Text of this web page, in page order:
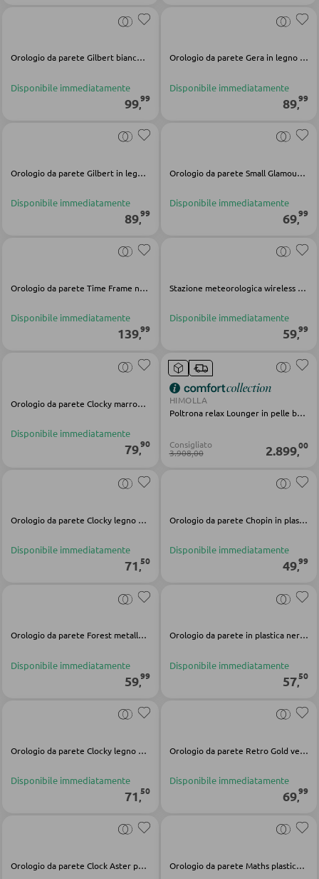
Poltrone relax
SGABELLI
Sgabelli da bar
Letti boxspring
Letti matrimoniali
Letti singoli
MATERASSI
Doghe
Armadi con ante scorrevoli
Armadi con ante a battente
SPECCHI
Specchi da parete
Orologio da parete Gilbert bianco nero oro legno
Disponibile immediatamente
99,99
Orologio da parete Gera in legno nero oro
Disponibile immediatamente
89,99
Orologio da parete Gilbert in legno nero oro
Disponibile immediatamente
89,99
Orologio da parete Small Glamour in metallo oro bianco
Disponibile immediatamente
69,99
Orologio da parete Time Frame nero bianco metallo vetro
Disponibile immediatamente
139,99
Stazione meteorologica wireless WS6520 in plastica bianca
Disponibile immediatamente
59,99
Orologio da parete Clocky marrone bianco legno
Disponibile immediatamente
79,90
HIMOLLA
Poltrona relax Lounger in pelle beige
Consigliato
3.908,00 2.899,00
Orologio da parete Clocky legno natura
Disponibile immediatamente
71,50
Orologio da parete Chopin in plastica nera
Disponibile immediatamente
49,99
Orologio da parete Forest metallo marrone
Disponibile immediatamente
59,99
Orologio da parete in plastica nera Ophelia
Disponibile immediatamente
57,50
Orologio da parete Clocky legno natura
Disponibile immediatamente
71,50
Orologio da parete Retro Gold vetro trasparente alluminio oro nero
Disponibile immediatamente
69,99
Orologio da parete Clock Aster poliresina marrone Orologio da parete Maths plastica nero